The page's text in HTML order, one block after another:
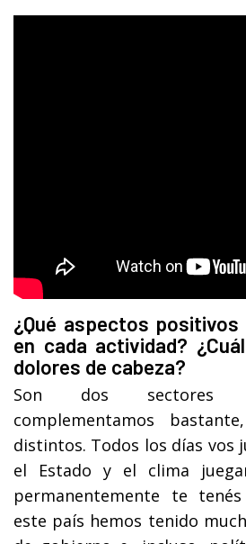
¿Qué aspectos
en cada actividad?
dolores de cabeza?
Son dos sectores
complementamos
distintos. Todos los días vos
el Estado y el clima
permanentemente te
este país hemos tenido